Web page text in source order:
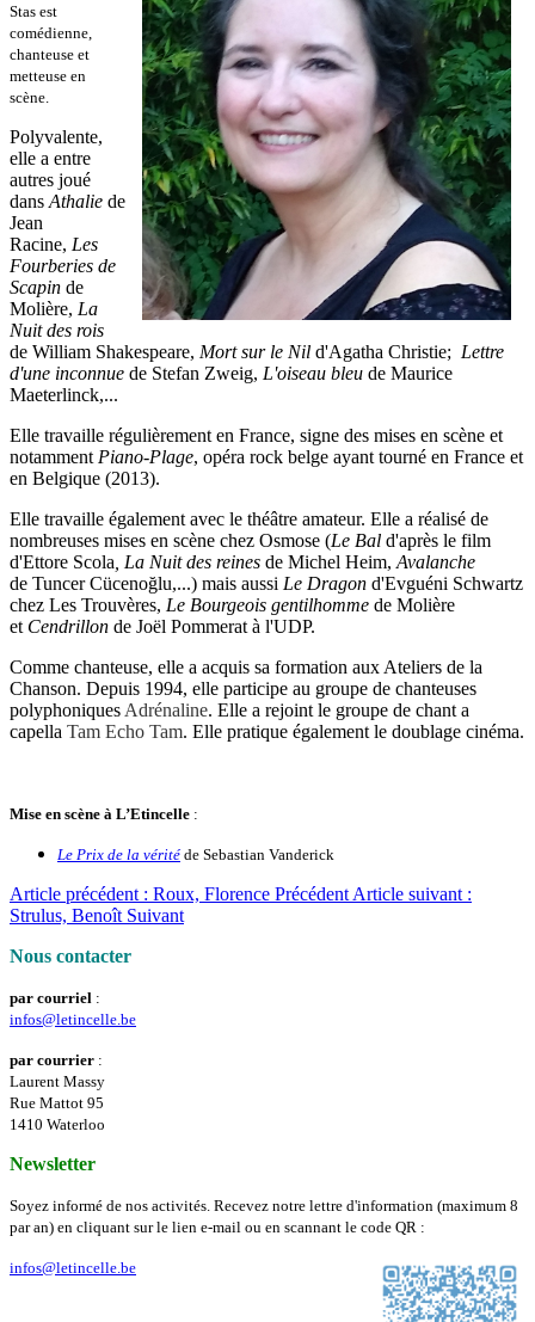
Stas est
comédienne,
chanteuse et
metteuse en
scène.
Polyvalente,
elle a entre
autres joué
dans Athalie de
Jean
Racine, Les
Fourberies de
Scapin de
Molière, La
Nuit des rois
de William Shakespeare, Mort sur le Nil d'Agatha Christie; Lettre
d'une inconnue de Stefan Zweig, L'oiseau bleu de Maurice
Maeterlinck,...
Elle travaille régulièrement en France, signe des mises en scène et
notamment Piano-Plage, opéra rock belge ayant tourné en France et
en Belgique (2013).
Elle travaille également avec le théâtre amateur. Elle a réalisé de
nombreuses mises en scène chez Osmose (Le Bal d'après le film
d'Ettore Scola , La Nuit des reines de Michel Heim, Avalanche
de Tuncer Cücenoğlu,...) mais aussi Le Dragon d'Evguéni Schwartz
chez Les Trouvères, Le Bourgeois gentilhomme de Molière
et Cendrillon de Joël Pommerat à l'UDP.
Comme chanteuse, elle a acquis sa formation aux Ateliers de la
Chanson. Depuis 1994, elle participe au groupe de chanteuses
polyphoniques Adrénaline. Elle a rejoint le groupe de chant a
capella Tam Echo Tam. Elle pratique également le doublage cinéma.
Mise en scène à L’Etincelle :
Le Prix de la vérité de Sebastian Vanderick
Article précédent : Roux, Florence Précédent Article suivant :
Strulus, Benoît Suivant
Nous contacter
par courriel :
infos@letincelle.be
par courrier :
Laurent Massy
Rue Mattot 95
1410 Waterloo
Newsletter
Soyez informé de nos activités. Recevez notre lettre d'information (maximum 8
par an) en cliquant sur le lien e-mail ou en scannant le code QR :
infos@letincelle.be